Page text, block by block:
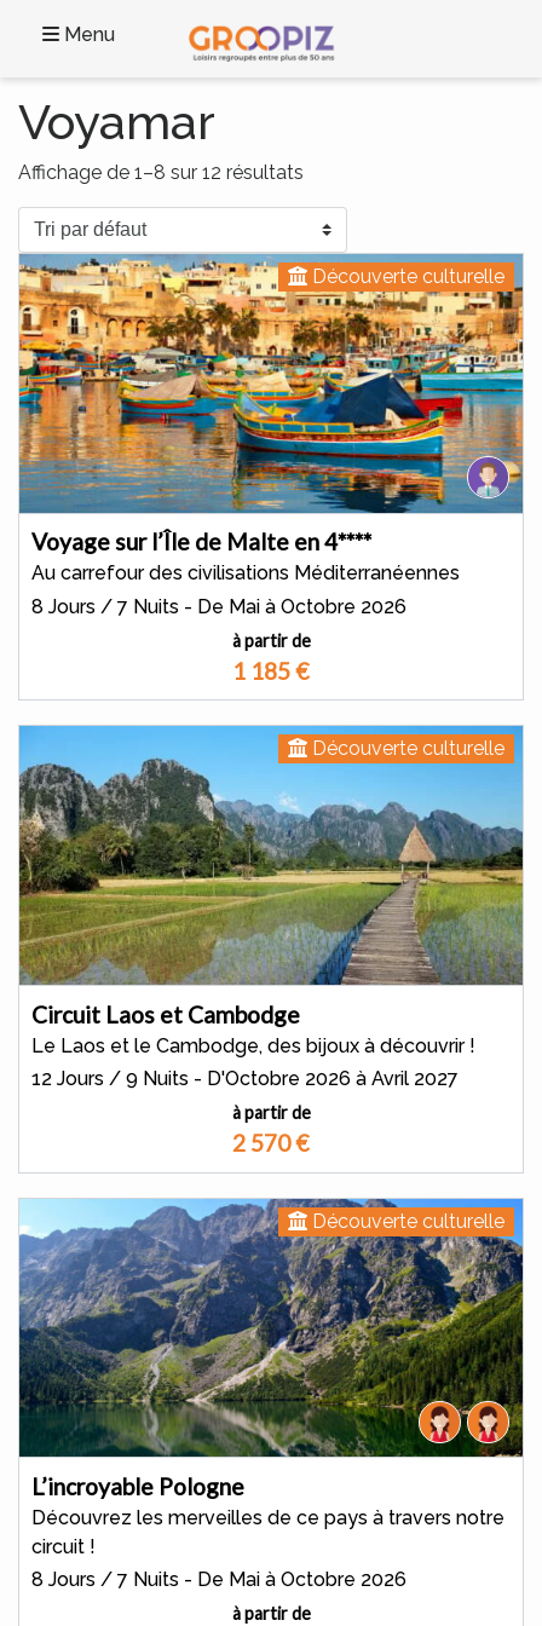
Menu
Voyamar
Affichage de 1–8 sur 12 résultats
Découverte culturelle
Voyage sur l’Île de Malte en 4****
Au carrefour des civilisations Méditerranéennes
8 Jours / 7 Nuits - De Mai à Octobre 2026
à partir de
1 185€
Découverte culturelle
Circuit Laos et Cambodge
Le Laos et le Cambodge, des bijoux à découvrir !
12 Jours / 9 Nuits - D'Octobre 2026 à Avril 2027
à partir de
2 570€
Découverte culturelle
L’incroyable Pologne
Découvrez les merveilles de ce pays à travers notre
circuit !
8 Jours / 7 Nuits - De Mai à Octobre 2026
à partir de